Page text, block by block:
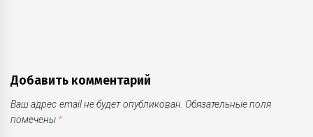
Добавить комментарий
Ваш адрес email не будет опубликован. Обязательные поля
помечены *